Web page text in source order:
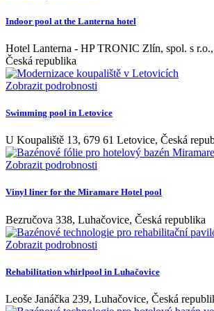
Indoor pool at the Lanterna hotel
Hotel Lanterna - HP TRONIC Zlín, spol. s
Česká republika
Zobrazit podrobnosti
Swimming pool in Letovice
U Koupaliště 13, 679 61 Letovice, Česká
Zobrazit podrobnosti
Vinyl liner for the Miramare Hotel pool
Bezručova 338, Luhačovice, Česká republika
Zobrazit podrobnosti
Rehabilitation whirlpool in Luhačovice
Leoše Janáčka 239, Luhačovice, Česká